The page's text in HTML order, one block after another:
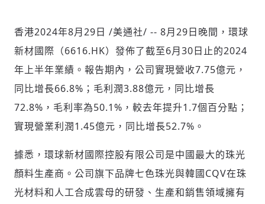
社會
人文
香港2024年8月29日 /美通社/ -- 8月29日晚間，環球
新材國際（6616.HK）發佈了截至6月30日止的2024
年上半年業績。報告期內，公司實現營收7.75億元，
同比增長66.8%；毛利潤3.88億元，同比增長
72.8%，毛利率為50.1%，較去年提升1.7個百分點；
實現營業利潤1.45億元，同比增長52.7%。
據悉，環球新材國際控股有限公司是中國最大的珠光
顏料生產商。公司旗下品牌七色珠光與韓國CQV在珠
光材料和人工合成雲母的研發、生產和銷售領域擁有